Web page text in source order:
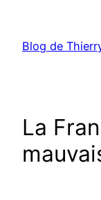
contenu
Blog de
La